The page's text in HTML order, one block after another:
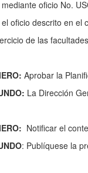
mediante oficio No.
el oficio descrito en el
de las
Aprobar la
La Dirección
Notificar el
: Publíquese la